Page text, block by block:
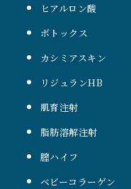
ヒアルロン酸
ボトックス
カシミアスキン
リジュランHB
肌育注射
脂肪溶解注射
膣ハイフ
ベビーコラーゲン